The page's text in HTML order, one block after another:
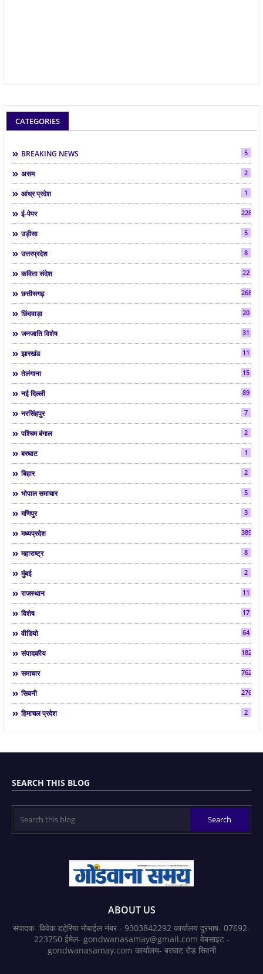
CATEGORIES
BREAKING NEWS 5
असम 2
आंध्र प्रदेश 1
ई-पेपर 2286
उड़ीसा 5
उत्तरप्रदेश 8
कविता संदेश 22
छत्तीसगढ़ 268
छिंदवाड़ा 20
जनजाति विशेष 31
झारखंड 11
तेलंगाना 15
नई दिल्ली 89
नरसिंहपुर 7
पश्चिम बंगाल 2
बरघाट 1
बिहार 2
भोपाल समाचार 5
मणिपुर 3
मध्यप्रदेश 3892
महाराष्ट्र 8
मुंबई 2
राजस्थान 11
विशेष 17
वीडियो 64
संपादकीय 182
समाचार 7624
सिवनी 2763
हिमाचल प्रदेश 2
SEARCH THIS BLOG
ABOUT US
संपादक- विवेक डहेरिया मोबाईल नंबर - 9303842292 कार्यालय दूरभाष- 07692-
223750 ईमेल- gondwanasamay@gmail.com वेबसाइट -
gondwanasamay.com कार्यालय- बरघाट रोड सिवनी